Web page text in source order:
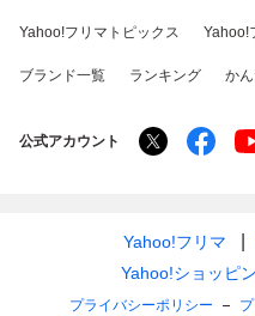
Yahoo!フリマトピックス Yahoo!
ブランド一覧 ランキング か
公式アカウント
Yahoo!フリマ
Yahoo!ショッピ
プライバシーポリシー